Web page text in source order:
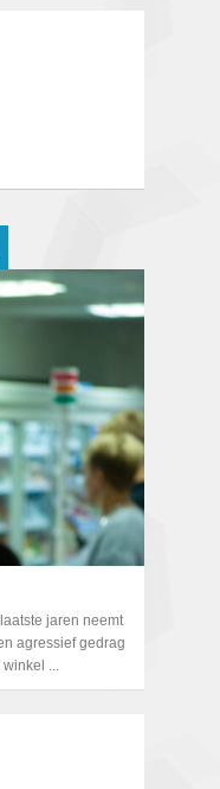
jaren neemt
agressief gedrag
...